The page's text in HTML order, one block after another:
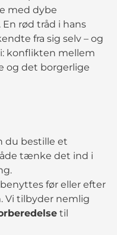
med dybe
rød tråd i hans
fra sig selv – og
konflikten mellem
og det borgerlige
du bestille et
tænke det ind i
før eller efter
Vi tilbyder nemlig
til